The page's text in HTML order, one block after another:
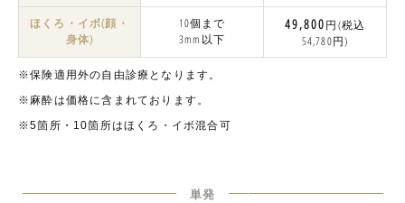
ほくろ・イボ(顔・
身体)
10個まで
3mm以下
49,800円(税込
54,780円)
※保険適用外の自由診療となります。
※麻酔は価格に含まれております。
※5箇所・10箇所はほくろ・イボ混合可
単発